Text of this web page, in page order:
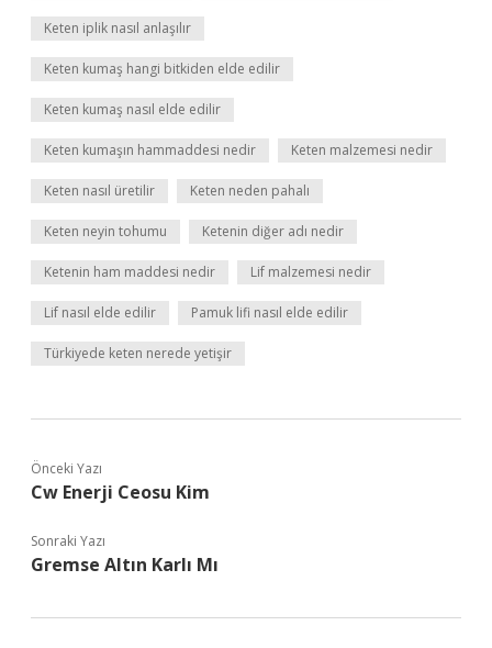
Keten iplik nasıl anlaşılır
Keten kumaş hangi bitkiden elde edilir
Keten kumaş nasıl elde edilir
Keten kumaşın hammaddesi nedir Keten malzemesi nedir
Keten nasıl üretilir Keten neden pahalı
Keten neyin tohumu Ketenin diğer adı nedir
Ketenin ham maddesi nedir Lif malzemesi nedir
Lif nasıl elde edilir Pamuk lifi nasıl elde edilir
Türkiyede keten nerede yetişir
Önceki Yazı
Cw Enerji Ceosu Kim
Sonraki Yazı
Gremse Altın Karlı Mı